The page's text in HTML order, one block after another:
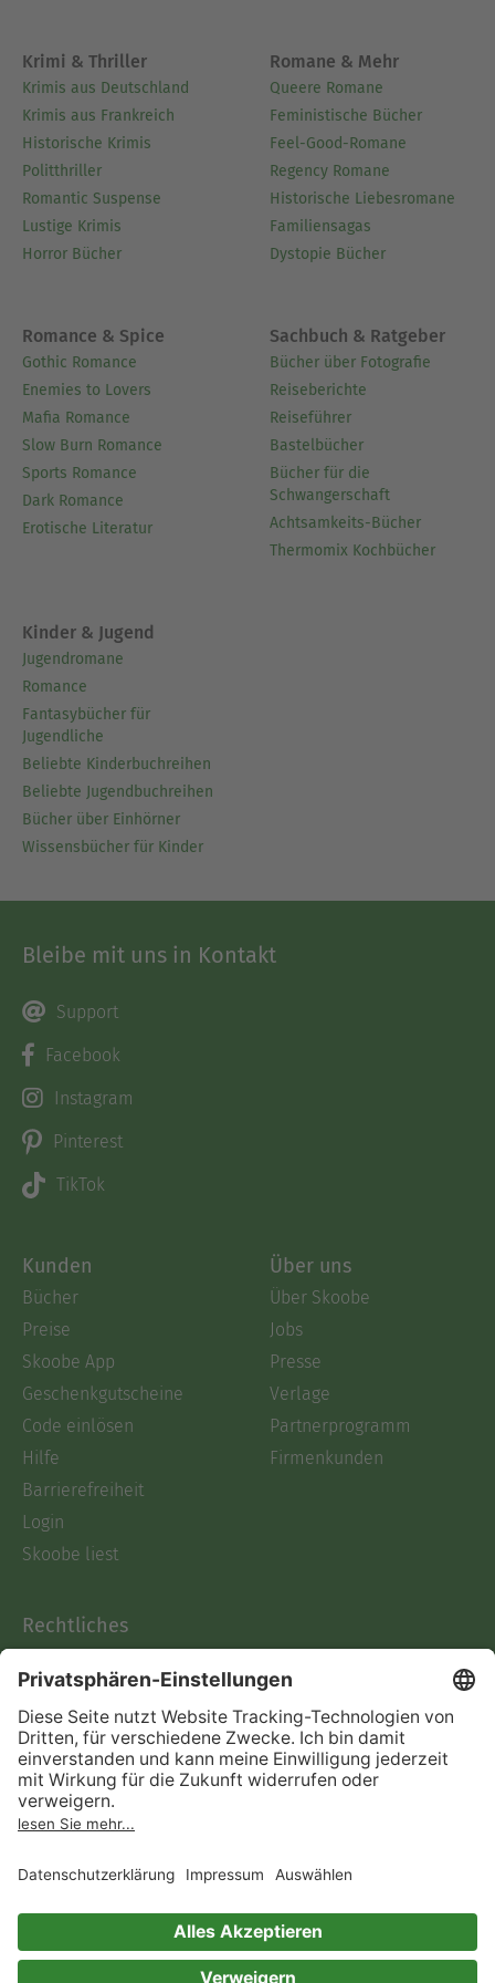
Krimi & Thriller
Krimis aus Deutschland
Krimis aus Frankreich
Historische Krimis
Politthriller
Romantic Suspense
Lustige Krimis
Horror Bücher
Romane & Mehr
Queere Romane
Feministische Bücher
Feel-Good-Romane
Regency Romane
Historische Liebesromane
Familiensagas
Dystopie Bücher
Romance & Spice
Gothic Romance
Enemies to Lovers
Mafia Romance
Slow Burn Romance
Sports Romance
Dark Romance
Erotische Literatur
Sachbuch & Ratgeber
Bücher über Fotografie
Reiseberichte
Reiseführer
Bastelbücher
Bücher für die
Schwangerschaft
Achtsamkeits-Bücher
Thermomix Kochbücher
Kinder & Jugend
Jugendromane
Romance
Fantasybücher für
Jugendliche
Beliebte Kinderbuchreihen
Beliebte Jugendbuchreihen
Bücher über Einhörner
Wissensbücher für Kinder
Bleibe mit uns in Kontakt
Support
Facebook
Instagram
Pinterest
TikTok
Kunden
Bücher
Preise
Skoobe App
Geschenkgutscheine
Code einlösen
Hilfe
Barrierefreiheit
Login
Skoobe liest
Über uns
Über Skoobe
Jobs
Presse
Verlage
Partnerprogramm
Firmenkunden
Rechtliches
AGB
Informationen nach Data
Act
Verträge hier kündigen
Impressum
Immer ein gutes Buch